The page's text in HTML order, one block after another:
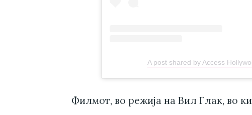
A post shared by Access
Филмот, во режија на Вил Глак, во